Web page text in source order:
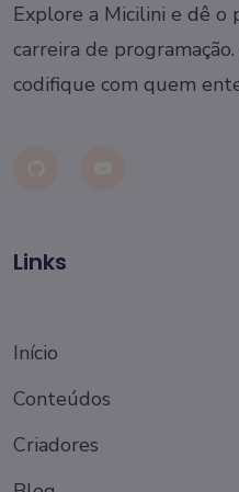
Explore a Micilini e dê o
carreira de
codifique com quem
Links
Início
Conteúdos
Criadores